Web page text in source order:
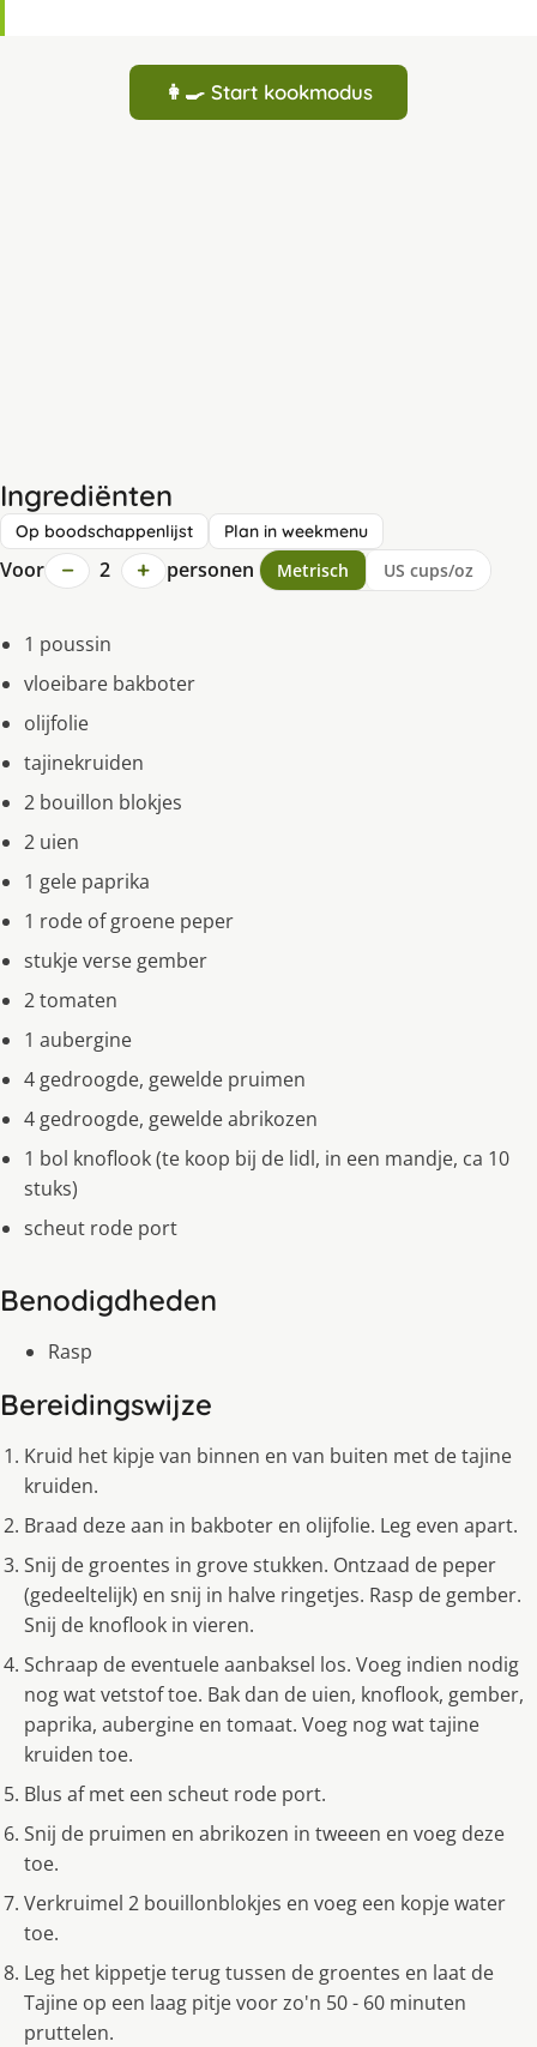
👩‍🍳 Start kookmodus
Ingrediënten
Op boodschappenlijst Plan in weekmenu
Voor − 2 + personen Metrisch US cups/oz
1 poussin
vloeibare bakboter
olijfolie
tajinekruiden
2 bouillon blokjes
2 uien
1 gele paprika
1 rode of groene peper
stukje verse gember
2 tomaten
1 aubergine
4 gedroogde, gewelde pruimen
4 gedroogde, gewelde abrikozen
1 bol knoflook (te koop bij de lidl, in een mandje, ca 10
stuks)
scheut rode port
Benodigdheden
Rasp
Bereidingswijze
Kruid het kipje van binnen en van buiten met de tajine
kruiden.
Braad deze aan in bakboter en olijfolie. Leg even apart.
Snij de groentes in grove stukken. Ontzaad de peper
(gedeeltelijk) en snij in halve ringetjes. Rasp de gember.
Snij de knoflook in vieren.
Schraap de eventuele aanbaksel los. Voeg indien nodig
nog wat vetstof toe. Bak dan de uien, knoflook, gember,
paprika, aubergine en tomaat. Voeg nog wat tajine
kruiden toe.
Blus af met een scheut rode port.
Snij de pruimen en abrikozen in tweeen en voeg deze
toe.
Verkruimel 2 bouillonblokjes en voeg een kopje water
toe.
Leg het kippetje terug tussen de groentes en laat de
Tajine op een laag pitje voor zo'n 50 - 60 minuten
pruttelen.